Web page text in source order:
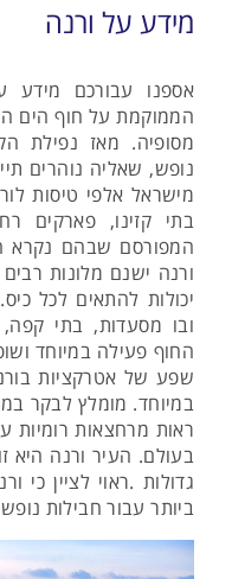
מידע על ורנה
אספנו עבורכם מידע
מסופיה. מאז נפילת
נופש, שאליה נוהרים
מישראל אלפי טיסות
בתי קזינו, פארקים
ורנה ישנם מלונות
יכולות להתאים לכל
ובו מסעדות, בתי
החוף פעילה במיוחד
שפע של אטרקציות
במיוחד. מומלץ לבקר
ראות מרחצאות רומיות
בעולם. העיר ורנה היא
גדולות .ראוי לציין כי
ביותר עבור חבילות